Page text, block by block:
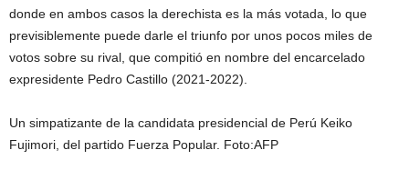
donde en ambos casos la derechista es la más votada, lo que
previsiblemente puede darle el triunfo por unos pocos miles de
votos sobre su rival, que compitió en nombre del encarcelado
expresidente Pedro Castillo (2021-2022).
Un simpatizante de la candidata presidencial de Perú Keiko
Fujimori, del partido Fuerza Popular. Foto:AFP